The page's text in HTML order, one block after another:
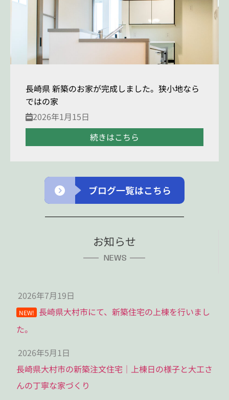
長崎県 新築のお家が完成しました。狭小地なら
ではの家
2026年1月15日
続きはこちら
ブログ一覧はこちら
お知らせ
NEWS
2026年7月19日
NEW!
長崎県大村市にて、新築住宅の上棟を行いまし
た。
2026年5月1日
長崎県大村市の新築注文住宅｜上棟日の様子と大工さ
んの丁寧な家づくり